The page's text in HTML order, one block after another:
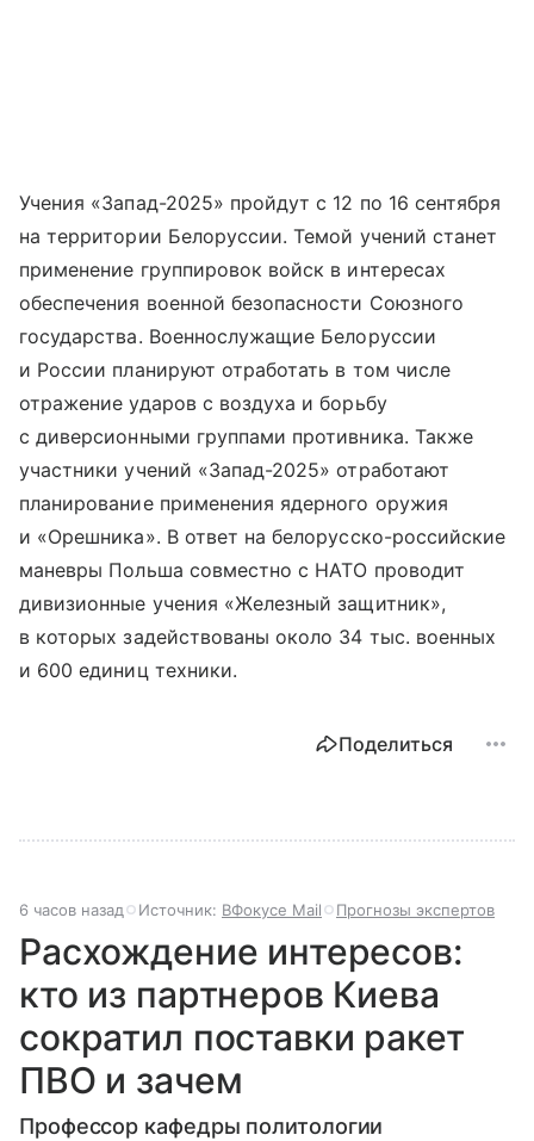
Учения «Запад-2025» пройдут с 12 по 16 сентября
на территории Белоруссии. Темой учений станет
применение группировок войск в интересах
обеспечения военной безопасности Союзного
государства. Военнослужащие Белоруссии
и России планируют отработать в том числе
отражение ударов с воздуха и борьбу
с диверсионными группами противника. Также
участники учений «Запад-2025» отработают
планирование применения ядерного оружия
и «Орешника». В ответ на белорусско-российские
маневры Польша совместно с НАТО проводит
дивизионные учения «Железный защитник»,
в которых задействованы около 34 тыс. военных
и 600 единиц техники.
Поделиться
6 часов назад Источник: ВФокусе Mail Прогнозы экспертов
Расхождение интересов:
кто из партнеров Киева
сократил поставки ракет
ПВО и зачем
Профессор кафедры политологии